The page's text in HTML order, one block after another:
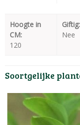
Hoogte in
CM:
120
Giftig:
Nee
Soortgelijke